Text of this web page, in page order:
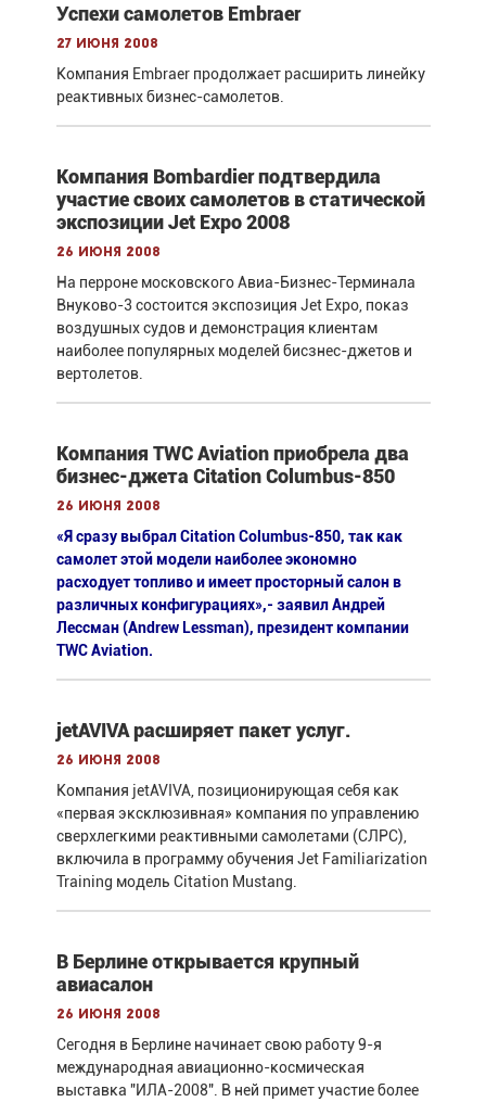
Успехи самолетов Embraer
27 июня 2008
Компания Embraer продолжает расширить линейку
реактивных бизнес-самолетов.
Компания Bombardier подтвердила
участие своих самолетов в статической
экспозиции Jet Expo 2008
26 июня 2008
На перроне московского Авиа-Бизнес-Терминала
Внуково-3 состоится экспозиция Jet Expo, показ
воздушных судов и демонстрация клиентам
наиболее популярных моделей бисзнес-джетов и
вертолетов.
Компания TWC Aviation приобрела два
бизнес-джета Citation Columbus-850
26 июня 2008
«Я сразу выбрал Citation Columbus-850, так как
самолет этой модели наиболее экономно
расходует топливо и имеет просторный салон в
различных конфигурациях»,- заявил Андрей
Лессман (Andrew Lessman), президент компании
TWC Aviation.
jetAVIVA расширяет пакет услуг.
26 июня 2008
Компания jetAVIVA, позиционирующая себя как
«первая эксклюзивная» компания по управлению
сверхлегкими реактивными самолетами (СЛРС),
включила в программу обучения Jet Familiarization
Training модель Citation Mustang.
В Берлине открывается крупный
авиасалон
26 июня 2008
Сегодня в Берлине начинает свою работу 9-я
международная авиационно-космическая
выставка "ИЛА-2008". В ней примет участие более